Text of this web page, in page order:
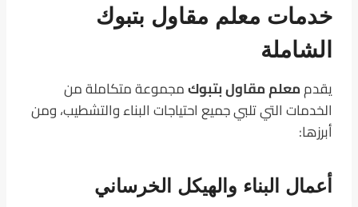
خدمات معلم مقاول بتبوك
الشاملة
يقدممعلم مقاول بتبوكمجموعة متكاملة من
الخدمات التي تلبي جميع احتياجات البناء والتشطيب، ومن
أبرزها:
أعمال البناء والهيكل الخرساني